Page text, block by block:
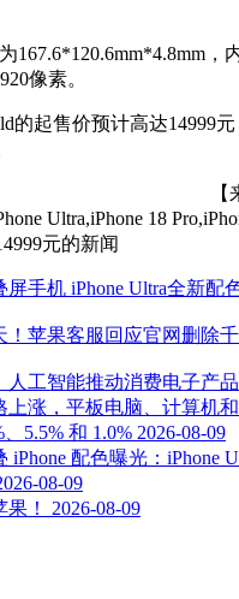
167.6*120.6mm*4.8mm，
像素。
的起售价预计高达14999
Ultra,iPhone 18
元的新闻
手机 iPhone Ultra全新配
！苹果客服回应官网删除
人工智能推动消费电子产
上涨，平板电脑、计算机
5.5% 和 1.0% 2026-08-09
iPhone 配色曝光：iPhone
08-09
！
2026-08-09